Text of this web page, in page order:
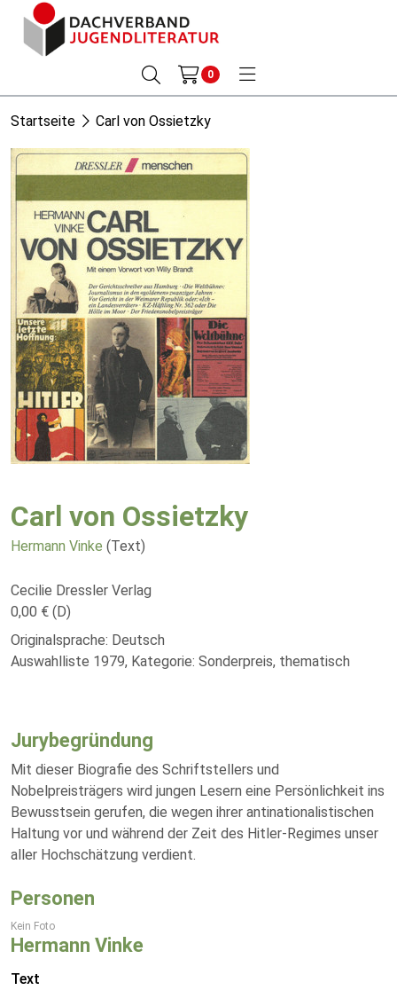
0
Startseite Carl von Ossietzky
Carl von Ossietzky
Hermann Vinke (Text)
Cecilie Dressler Verlag
0,00 € (D)
Originalsprache: Deutsch
Auswahlliste 1979, Kategorie: Sonderpreis, thematisch
Jurybegründung
Mit dieser Biografie des Schriftstellers und
Nobelpreisträgers wird jungen Lesern eine Persönlichkeit ins
Bewusstsein gerufen, die wegen ihrer antinationalistischen
Haltung vor und während der Zeit des Hitler-Regimes unser
aller Hochschätzung verdient.
Personen
Kein Foto
Hermann Vinke
Text